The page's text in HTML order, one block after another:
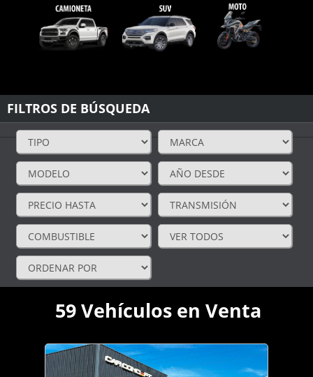
FILTROS DE BÚSQUEDA
59Vehículos en Venta